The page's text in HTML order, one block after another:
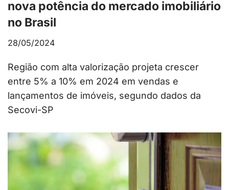
nova potência do mercado imobiliário
no Brasil
28/05/2024
Região com alta valorização projeta crescer
entre 5% a 10% em 2024 em vendas e
lançamentos de imóveis, segundo dados da
Secovi-SP